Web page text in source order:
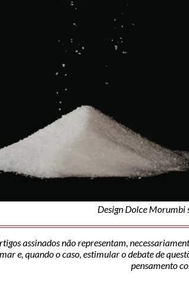
Design Dolce Morumbi
assinados não representam,
e, quando o caso, estimular o debate de
pensamento